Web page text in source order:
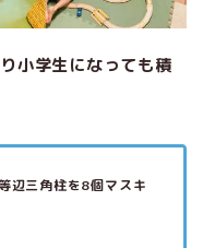
小学生になっても積
辺三角柱を8個マスキ